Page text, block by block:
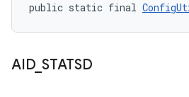
public static final
AID_ STATSD